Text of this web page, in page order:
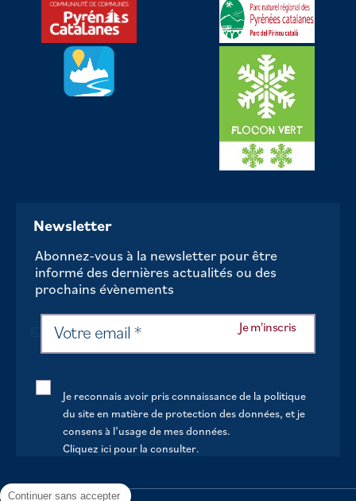
Newsletter
Abonnez-vous à la newsletter pour être
informé des dernières actualités ou des
prochains évènements
Je reconnais avoir pris connaissance de la politique
du site en matière de protection des données, et je
consens à l’usage de mes données.
Cliquez ici pour la consulter.
Continuer sans accepter